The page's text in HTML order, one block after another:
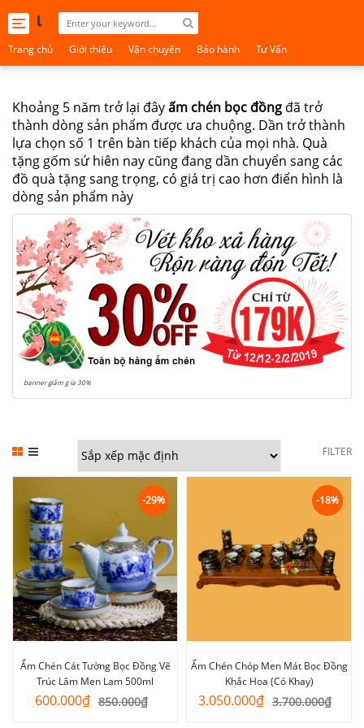
Toggle
navigation
Trang chủ Giới thiệu Vận chuyển Bảo hành Tư Vấn
Khoảng 5 năm trở lại đâyấm chén bọc đồng đã trở
thành dòng sản phẩm được ưa chuộng. Dần trở thành
lựa chọn số 1 trên bàn tiếp khách của mọi nhà. Quà
tặng gốm sứ hiên nay cũng đang dần chuyển sang các
đồ quà tặng sang trọng, có giá trị cao hơn điển hình là
dòng sản phẩm này
banner giảm g ía 30%
FILTER
-29%
Ấm Chén Cát Tường Bọc Đồng Vẽ
Trúc Lâm Men Lam 500ml
850.000₫
Giá
600.000₫Giá
-18%
Ấm Chén Chóp Men Mát Bọc Đồng
Khắc Hoa (Có Khay)
3.700.000₫
Giá
3.050.000₫Giá